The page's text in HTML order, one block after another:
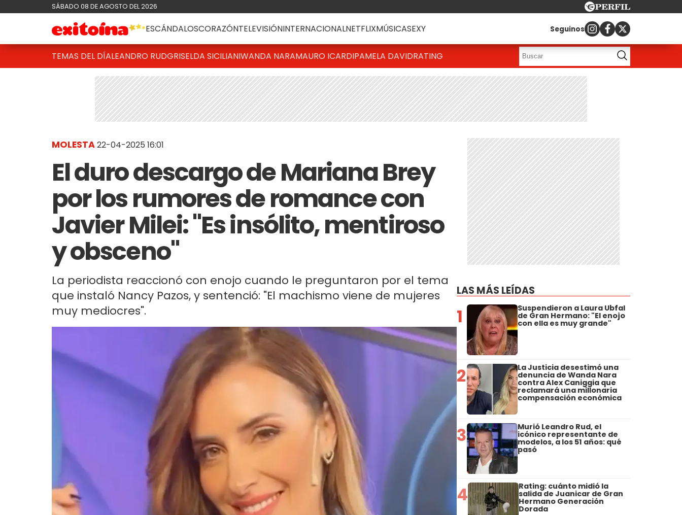
SÁBADO 08 DE AGOSTO DEL 2026
ESCÁNDALOSCORAZÓNTELEVISIÓNINTERNACIONALNETFLIXMÚSICASEXY Seguinos
TEMAS DEL DÍALEANDRO RUDGRISELDA SICILIANIWANDA NARAMAURO ICARDIPAMELA DAVIDRATING
MOLESTA22-04-2025 16:01
El duro descargo de Mariana Brey
por los rumores de romance con
Javier Milei: "Es insólito, mentiroso
y obsceno"
La periodista reaccionó con enojo cuando le preguntaron por el tema
que instaló Nancy Pazos, y sentenció: "El machismo viene de mujeres
muy mediocres".
LAS MÁS LEÍDAS
1 Suspendieron a Laura Ubfal
de Gran Hermano: "El enojo
con ella es muy grande"
2 La Justicia desestimó una
denuncia de Wanda Nara
contra Alex Caniggia que
reclamará una millonaria
compensación económica
3 Murió Leandro Rud, el
icónico representante de
modelos, a los 51 años: qué
pasó
4 Rating: cuánto midió la
salida de Juanicar de Gran
Hermano Generación
Dorada